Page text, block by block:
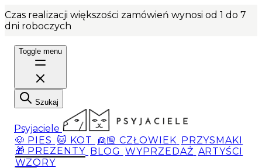
Czas realizacji większości zamówień wynosi od 1 do 7
dni roboczych
Toggle menu
Szukaj
Psyjaciele
🐶 PIES 🐱 KOT 👱🏼 CZŁOWIEK PRZYSMAKI
🎁 PREZENTY BLOG WYPRZEDAŻ ARTYŚCI
WZORY